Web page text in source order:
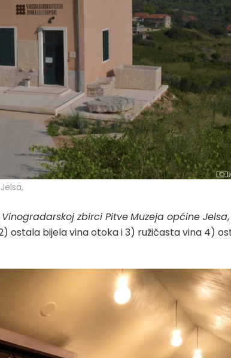
Vinogradarskoj zbirci PitveMuzeja općine Jelsa
ostala bijela vina otoka i 3) ružičasta vina 4)